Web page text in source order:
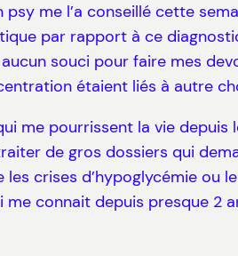
me l’a conseillé cette
par rapport à ce
souci pour faire mes
étaient liés à autre
me pourrissent la vie depuis
de gros dossiers qui
crises d’hypoglycémie ou
connait depuis presque 2